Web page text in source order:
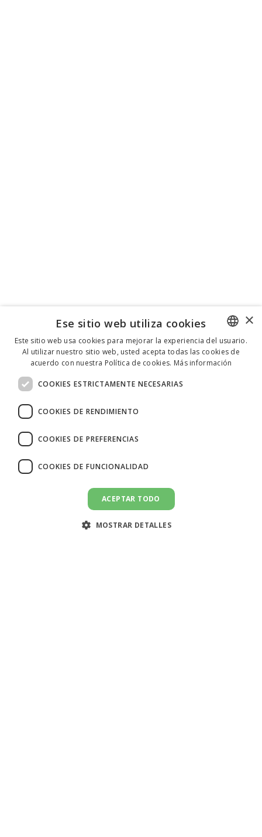
message ENVIAR UN MENSAJE
ENGLISH
×
Ese sitio web utiliza cookies
Este sitio web usa cookies para mejorar la experiencia del usuario.
Al utilizar nuestro sitio web, usted acepta todas las cookies de
acuerdo con nuestra Política de cookies. Más información
COOKIES ESTRICTAMENTE NECESARIAS
COOKIES DE RENDIMIENTO
COOKIES DE PREFERENCIAS
COOKIES DE FUNCIONALIDAD
ACEPTAR TODO
MOSTRAR DETALLES